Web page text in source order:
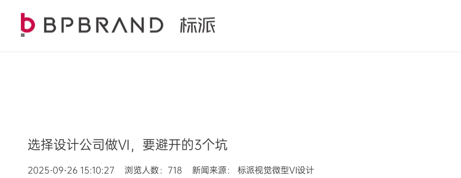
选择设计公司做VI，要避开的3个坑
2025-09-26 15:10:27 浏览人数：718 新闻来源： 标派视觉微型VI设计